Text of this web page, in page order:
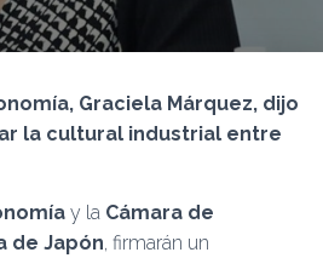
A
C
Graciela Márquez, dijo
la cultural industrial entre
y la Cámara de
de Japón, firmarán un